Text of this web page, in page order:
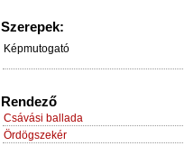
Szerepek:
Képmutogató
Rendező
Csávási ballada
Ördögszekér